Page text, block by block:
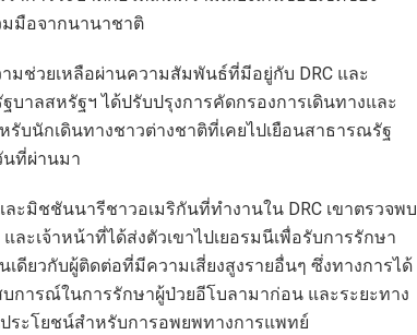
มมือจากนานาชาติ
ช่วยเหลือผ่านความสัมพันธ์ที่มีอยู่กับ DRC และ
าลสหรัฐฯ ได้ปรับปรุงการคัดกรองการเดินทางและ
รับนักเดินทางชาวต่างชาติที่เคยไปเยือนสาธารณรัฐ
นที่ผ่านมา
ะมิชชันนารีชาวอเมริกันที่ทำงานใน DRC เขาตรวจพบ
ะเจ้าหน้าที่ได้ส่งตัวเขาไปเยอรมนีเพื่อรับการรักษา
ดียวกับผู้ติดต่อที่มีความเสี่ยงสูงรายอื่นๆ ซึ่งทางการได้
การณ์ในการรักษาผู้ป่วยอีโบลามาก่อน และระยะทาง
ระโยชน์สำหรับการอพยพทางการแพทย์